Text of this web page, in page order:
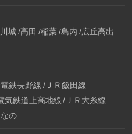
城 高田 稲葉 島内 広丘高出
鉄長野線 ＪＲ飯田線
気鉄道上高地線
ＪＲ大糸線
の